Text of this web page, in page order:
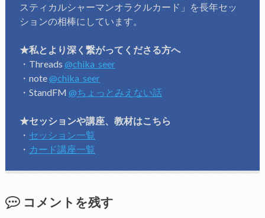
スティカルシャーマンオラクルカード」を長年セッ
ションの相棒にしています。
★私とより深く繋がってくださる方へ
・Threads @chika_seer
・note @chika_seer
・StandFM @ちょっとみえない話
★セッションや講座、教材はこちら
・ セッション一覧
・ カード講座一覧
コメントを残す